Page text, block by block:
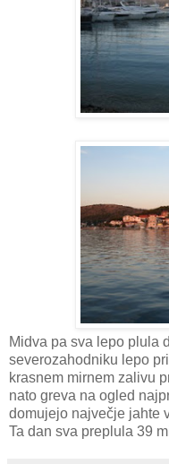
Midva pa sva lepo plula
severozahodniku lepo
krasnem mirnem zalivu
nato greva na ogled
domujejo največje jahte
Ta dan sva preplula 39